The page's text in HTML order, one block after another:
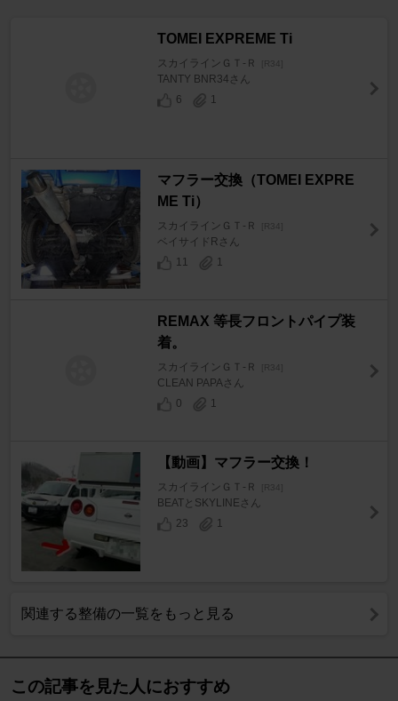
TOMEI EXPREME Ti
スカイラインＧＴ‐Ｒ [R34]
TANTY BNR34さん
6
1
マフラー交換（TOMEI EXPRE
ME Ti）
スカイラインＧＴ‐Ｒ [R34]
ベイサイドRさん
11
1
REMAX 等長フロントパイプ装
着。
スカイラインＧＴ‐Ｒ [R34]
CLEAN PAPAさん
0
1
【動画】マフラー交換！
スカイラインＧＴ‐Ｒ [R34]
BEATとSKYLINEさん
23
1
関連する整備の一覧をもっと見る
この記事を見た人におすすめ